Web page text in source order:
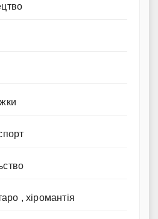
, хіромантія